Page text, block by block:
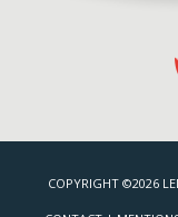
COPYRIGHT ©2026